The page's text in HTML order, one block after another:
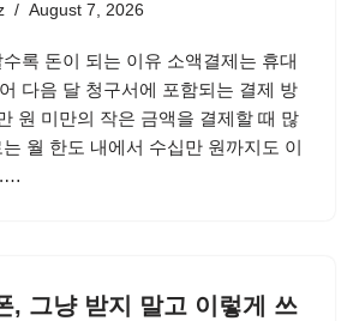
August 7, 2026
록 돈이 되는 이유 소액결제는 휴대
다음 달 청구서에 포함되는 결제 방
원 미만의 작은 금액을 결제할 때 많
월 한도 내에서 수십만 원까지도 이
.…
, 그냥 받지 말고 이렇게 쓰